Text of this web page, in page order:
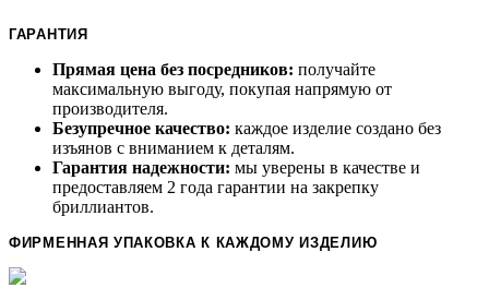
ГАРАНТИЯ
Прямая цена без посредников: получайте
максимальную выгоду, покупая напрямую от
производителя.
Безупречное качество: каждое изделие создано без
изъянов с вниманием к деталям.
Гарантия надежности: мы уверены в качестве и
предоставляем 2 года гарантии на закрепку
бриллиантов.
ФИРМЕННАЯ УПАКОВКА К КАЖДОМУ ИЗДЕЛИЮ